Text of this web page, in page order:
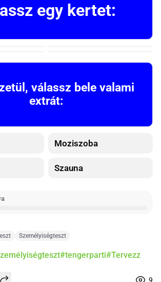
egy kertet:
válassz bele valami
extrát:
Moziszoba
Szauna
Személyiségteszt
#tengerparti#Tervezz
9